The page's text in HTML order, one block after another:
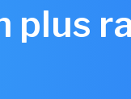
plus